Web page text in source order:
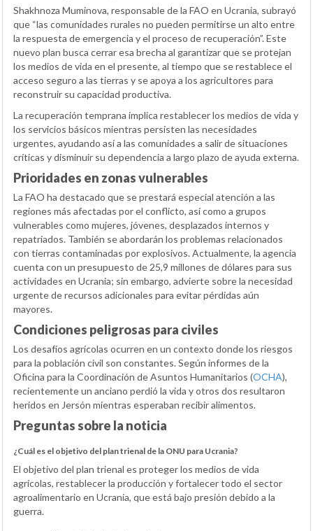
Shakhnoza Muminova, responsable de la FAO en Ucrania, subrayó
que “las comunidades rurales no pueden permitirse un alto entre
la respuesta de emergencia y el proceso de recuperación”. Este
nuevo plan busca cerrar esa brecha al garantizar que se protejan
los medios de vida en el presente, al tiempo que se restablece el
acceso seguro a las tierras y se apoya a los agricultores para
reconstruir su capacidad productiva.
La recuperación temprana implica restablecer los medios de vida y
los servicios básicos mientras persisten las necesidades
urgentes, ayudando así a las comunidades a salir de situaciones
críticas y disminuir su dependencia a largo plazo de ayuda externa.
Prioridades en zonas vulnerables
La FAO ha destacado que se prestará especial atención a las
regiones más afectadas por el conflicto, así como a grupos
vulnerables como mujeres, jóvenes, desplazados internos y
repatriados. También se abordarán los problemas relacionados
con tierras contaminadas por explosivos. Actualmente, la agencia
cuenta con un presupuesto de 25,9 millones de dólares para sus
actividades en Ucrania; sin embargo, advierte sobre la necesidad
urgente de recursos adicionales para evitar pérdidas aún
mayores.
Condiciones peligrosas para civiles
Los desafíos agrícolas ocurren en un contexto donde los riesgos
para la población civil son constantes. Según informes de la
Oficina para la Coordinación de Asuntos Humanitarios (OCHA),
recientemente un anciano perdió la vida y otros dos resultaron
heridos en Jersón mientras esperaban recibir alimentos.
Preguntas sobre la noticia
¿Cuál es el objetivo del plan trienal de la ONU para Ucrania?
El objetivo del plan trienal es proteger los medios de vida
agrícolas, restablecer la producción y fortalecer todo el sector
agroalimentario en Ucrania, que está bajo presión debido a la
guerra.